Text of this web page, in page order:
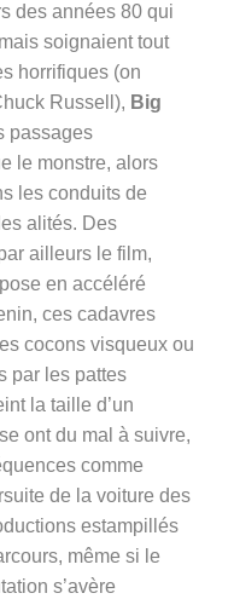
des années 80 qui
soignaient tout
horrifiques (on
Russell), Big
passages
le monstre, alors
les conduits de
alités. Des
ailleurs le film,
en accéléré
ces cadavres
cocons visqueux ou
par les pattes
la taille d’un
ont du mal à suivre,
comme
de la voiture des
estampillés
même si le
s’avère